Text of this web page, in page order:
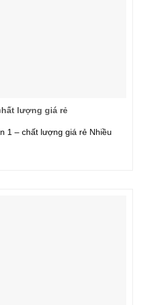
lượng giá rẻ
1 – chất lượng giá rẻ Nhiều